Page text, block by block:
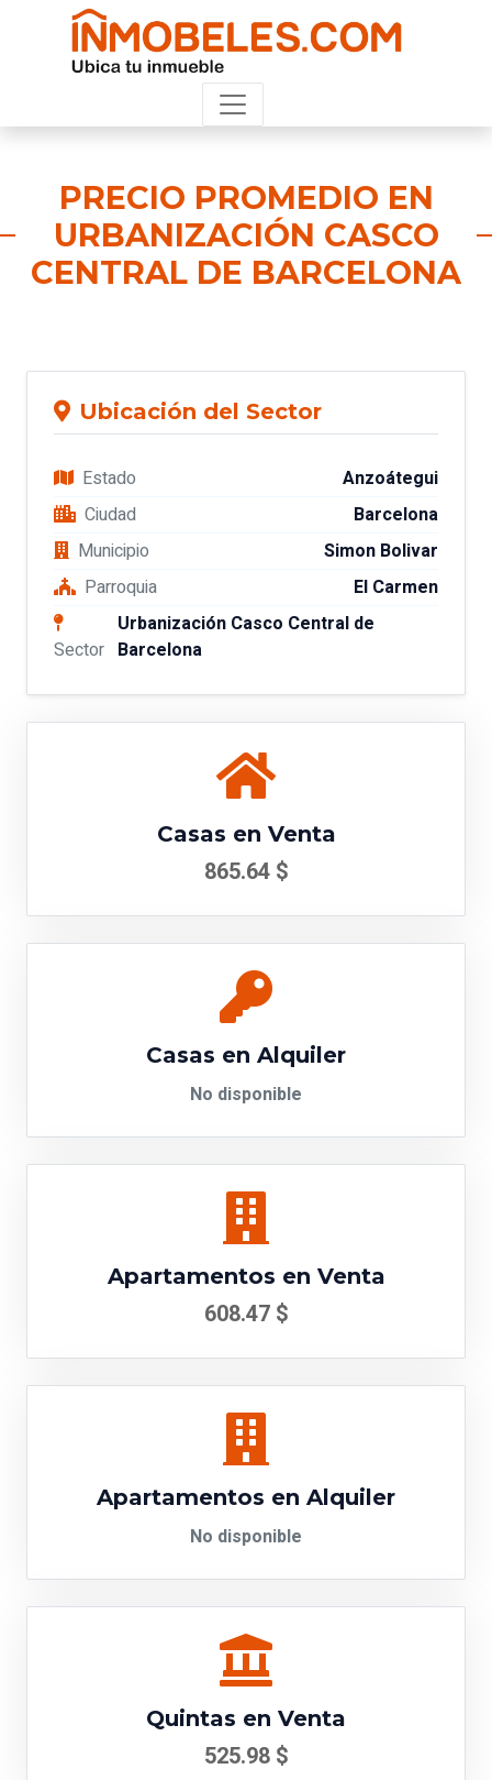
PRECIO PROMEDIO EN
URBANIZACIÓN CASCO
CENTRAL DE BARCELONA
Ubicación del Sector
Estado
Anzoátegui
Ciudad
Barcelona
Municipio
Simon Bolivar
Parroquia
El Carmen
Sector
Urbanización Casco Central de
Barcelona
Casas en Venta
865.64 $
Casas en Alquiler
No disponible
Apartamentos en Venta
608.47 $
Apartamentos en Alquiler
No disponible
Quintas en Venta
525.98 $